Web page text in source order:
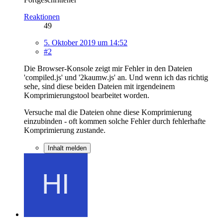
Reaktionen
49
5. Oktober 2019 um 14:52
#2
Die Browser-Konsole zeigt mir Fehler in den Dateien
'compiled.js' und '2kaumw.js' an. Und wenn ich das richtig
sehe, sind diese beiden Dateien mit irgendeinem
Komprimierungstool bearbeitet worden.
Versuche mal die Dateien ohne diese Komprimierung
einzubinden - oft kommen solche Fehler durch fehlerhafte
Komprimierung zustande.
Inhalt melden